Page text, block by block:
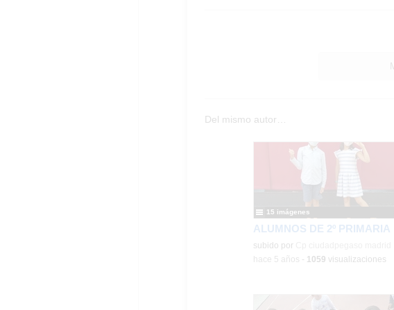
Del mismo autor…
ALUMNOS DE 2º PRIMARIA
Contenido educativo.
subido por
15 imágenes
hace 5 años - 1059 visualizaciones